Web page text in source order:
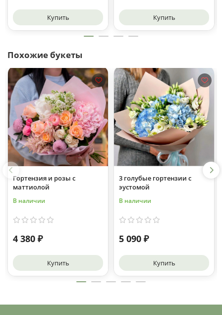
Купить Купить
Похожие букеты
Гортензия и розы с
маттиолой
В наличии
4 380 ₽
Купить
3 голубые гортензии с
эустомой
В наличии
5 090 ₽
Купить